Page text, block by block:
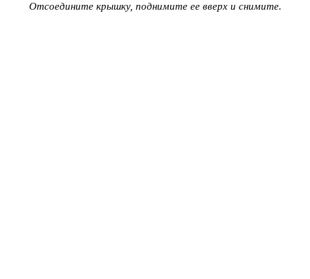
Отсоедините крышку, поднимите ее вверх и снимите.